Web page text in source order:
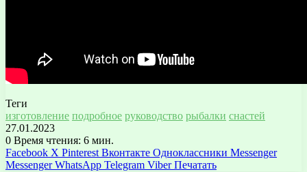
Теги
изготовление подробное руководство рыбалки снастей
27.01.2023
0 Время чтения: 6 мин.
Facebook X Pinterest Вконтакте Одноклассники Messenger
Messenger WhatsApp Telegram Viber Печатать